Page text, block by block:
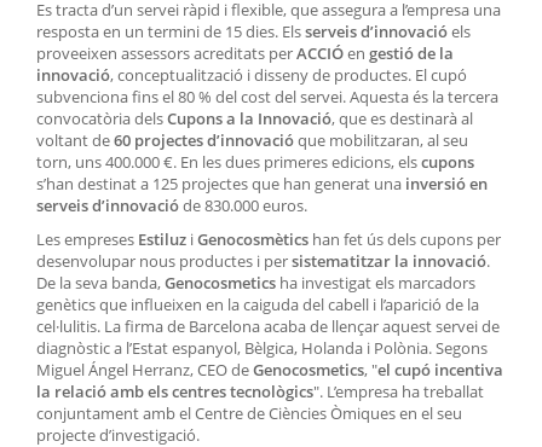
Es tracta d’un servei ràpid i flexible, que assegura a l’empresa una
resposta en un termini de 15 dies. Elsserveis d’innovacióels
proveeixen assessors acreditats perACCIÓen gestió de la
innovació, conceptualització i disseny de productes. El cupó
subvenciona fins el 80 % del cost del servei. Aquesta és la tercera
convocatòria delsCupons a la Innovació, que es destinarà al
voltant de60 projectes d’innovacióque mobilitzaran, al seu
torn, uns 400.000 €. En les dues primeres edicions, elscupons
s’han destinat a 125 projectes que han generat una inversió en
serveis d’innovacióde 830.000 euros.
Les empreses Estiluz iGenocosmètics han fet ús dels cupons per
desenvolupar nous productes i persistematitzar la innovació.
De la seva banda,Genocosmetics ha investigat els marcadors
genètics que influeixen en la caiguda del cabell i l’aparició de la
cel·lulitis. La firma de Barcelona acaba de llençar aquest servei de
diagnòstic a l’Estat espanyol, Bèlgica, Holanda i Polònia. Segons
Miguel Ángel Herranz, CEO deGenocosmetics, "el cupó incentiva
la relació amb els centres tecnològics". L’empresa ha treballat
conjuntament amb el Centre de Ciències Òmiques en el seu
projecte d’investigació.